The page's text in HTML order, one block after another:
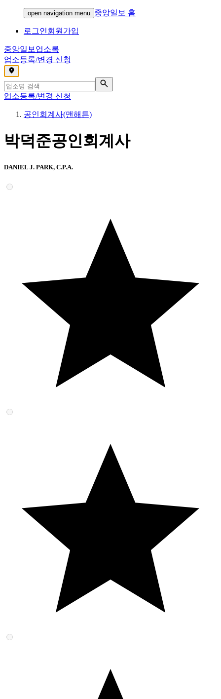
open navigation menu 중앙일보 홈
로그인회원가입
중앙일보 업소록
업소등록/변경 신청
,
업소등록/변경 신청
공인회계사(맨해튼)
박덕준공인회계사
DANIEL J. PARK, C.P.A.